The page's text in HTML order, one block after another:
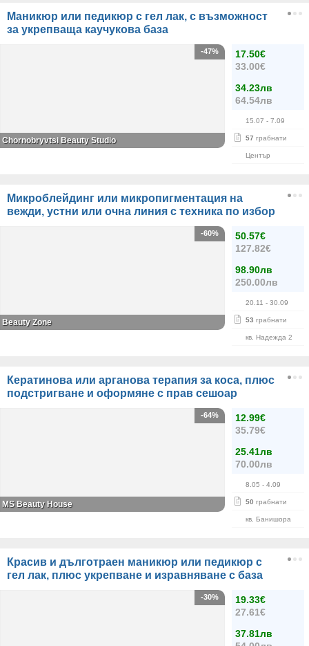
Маникюр или педикюр с гел лак, с възможност
за укрепваща каучукова база
17.50€
33.00€
34.23лв
64.54лв
15.07 - 7.09
57 грабнати
Център
-47%
Chornobryvtsi Beauty Studio
Микроблейдинг или микропигментация на
вежди, устни или очна линия с техника по избор
50.57€
127.82€
98.90лв
250.00лв
20.11 - 30.09
53 грабнати
кв. Надежда 2
-60%
Beauty Zone
Кератинова или арганова терапия за коса, плюс
подстригване и оформяне с прав сешоар
12.99€
35.79€
25.41лв
70.00лв
8.05 - 4.09
50 грабнати
кв. Банишора
-64%
МS Beauty House
Красив и дълготраен маникюр или педикюр с
гел лак, плюс укрепване и изравняване с база
19.33€
27.61€
37.81лв
-30%